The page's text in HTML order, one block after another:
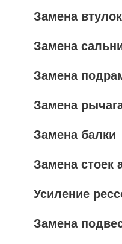
Замена
Замена
Замена
Замена
Замена балки
Замена стоек
Усиление
Замена